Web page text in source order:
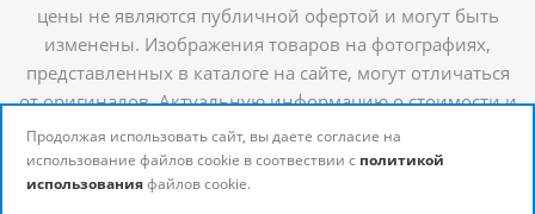
цены не являются публичной офертой и могут быть
изменены. Изображения товаров на фотографиях,
представленных в каталоге на сайте, могут отличаться
от оригиналов. Актуальную информацию о стоимости и
наличии товаров можно получить у наших
менеджеров
Продолжая использовать сайт, вы даете согласие на
использование файлов cookie в соотвествии с политикой
использованияфайлов cookie.